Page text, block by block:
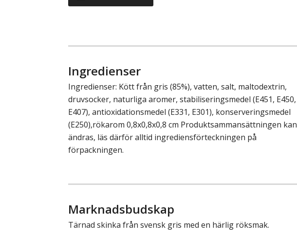
Ingredienser
Ingredienser: Kött från gris (85%), vatten, salt, maltodextrin,
druvsocker, naturliga aromer, stabiliseringsmedel (E451, E450,
E407), antioxidationsmedel (E331, E301), konserveringsmedel
(E250),rökarom 0,8x0,8x0,8 cm Produktsammansättningen kan
ändras, läs därför alltid ingrediensförteckningen på
förpackningen.
Marknadsbudskap
Tärnad skinka från svensk gris med en härlig röksmak.